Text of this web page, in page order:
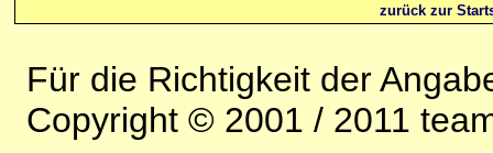
zurück zur
Für die Richtigkeit der
Copyright © 2001 / 2011